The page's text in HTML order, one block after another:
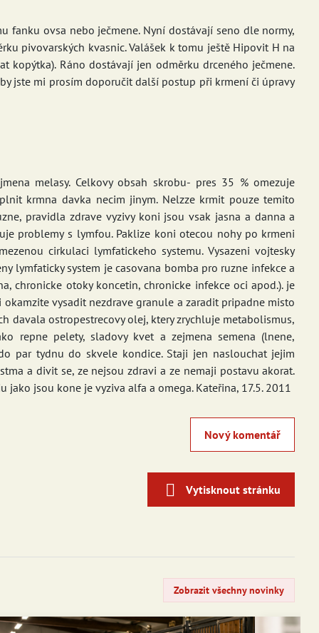
fanku ovsa nebo ječmene. Nyní dostávají seno dle normy,
pivovarských kvasnic. Valášek k tomu ještě Hipovit H na
kopýtka). Ráno dostávají jen odměrku drceného ječmene.
jste mi prosím doporučit další postup při krmení či úpravy
melasy. Celkovy obsah skrobu- pres 35 % omezuje
krmna davka necim jinym. Nelzze krmit pouze temito
pravidla zdrave vyzivy koni jsou vsak jasna a danna a
problemy s lymfou. Paklize koni otecou nohy po krmeni
cirkulaci lymfatickeho systemu. Vysazeni vojtesky
lymfaticky system je casovana bomba pro ruzne infekce a
chronicke otoky koncetin, chronicke infekce oci apod.). je
vysadit nezdrave granule a zaradit pripadne misto
davala ostropestrecovy olej, ktery zrychluje metabolismus,
repne pelety, sladovy kvet a zejmena semena (lnene,
par tydnu do skvele kondice. Staji jen naslouchat jejim
a divit se, ze nejsou zdravi a ze nemaji postavu akorat.
jsou kone je vyziva alfa a omega. Kateřina, 17.5. 2011
Nový komentář
Vytisknout stránku
Zobrazit všechny novinky